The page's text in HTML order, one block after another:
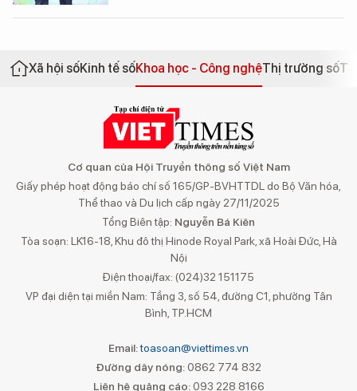
Xã hội sốKinh tế sốKhoa học - Công nghệThị trường số
Cơ quan của Hội Truyền thông số Việt Nam
Giấy phép hoạt động báo chí số 165/GP-BVHTTDL do Bộ Văn hóa,
Thể thao và Du lịch cấp ngày 27/11/2025
Tổng Biên tập: Nguyễn Bá Kiên
Tòa soạn: LK16-18, Khu đô thị Hinode Royal Park, xã Hoài Đức, Hà
Nội
Điện thoại/fax: (024)32 151175
VP đại diện tại miền Nam: Tầng 3, số 54, đường C1, phường Tân
Bình, TP.HCM
Email:toasoan@viettimes.vn
Đường dây nóng: 0862 774 832
Liên hệ quảng cáo:093 228 8166